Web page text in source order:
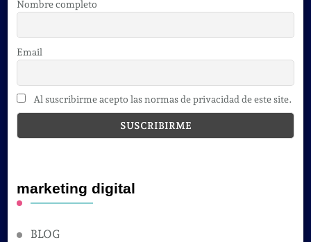
Nombre completo
Email
Al suscribirme acepto las normas de privacidad de este site.
marketing digital
BLOG